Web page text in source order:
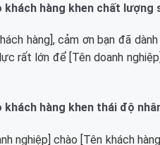
khách hàng khen chất lượng
hàng], cảm ơn bạn đã
rất lớn để [Tên doanh
khách hàng khen thái độ
nghiệp] chào [Tên khách